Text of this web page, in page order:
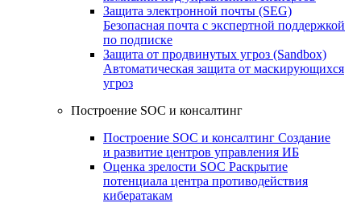
Защита электронной почты (SEG)
Безопасная почта с экспертной поддержкой
по подписке
Защита от продвинутых угроз (Sandbox)
Автоматическая защита от маскирующихся
угроз
Построение SOC и консалтинг
Построение SOC и консалтинг Создание
и развитие центров управления ИБ
Оценка зрелости SOC Раскрытие
потенциала центра противодействия
кибератакам